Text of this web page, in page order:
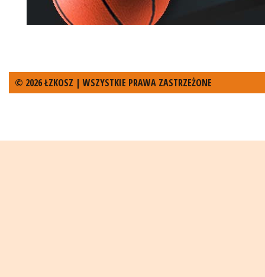
© 2026 ŁZKOSZ | WSZYSTKIE PRAWA ZASTRZEŻONE